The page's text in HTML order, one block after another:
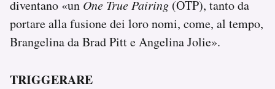
diventano «un One True Pairing (OTP), tanto da
portare alla fusione dei loro nomi, come, al tempo,
Brangelina da Brad Pitt e Angelina Jolie».
TRIGGERARE